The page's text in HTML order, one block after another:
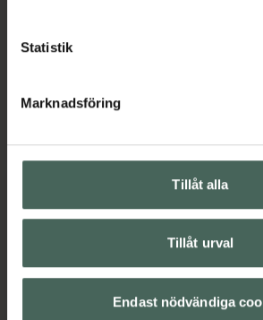
Statistik
Marknadsföring
Tillåt alla
Tillåt urval
Endast nödvändiga
Avvikelser
Språk
Svenska